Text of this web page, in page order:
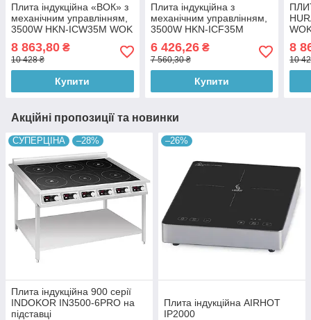
Плита індукційна «ВОК» з
механічним управлінням,
3500W HKN-ICW35M WOK
8 863,80 ₴
10 428 ₴
Купити
Плита індукційна з
механічним управлінням,
3500W HKN-ICF35M
6 426,26₴
7 560,30 ₴
Купити
8
10
Акційні пропозиції та новинки
СУПЕРЦІНА –28%
Плита індукційна 900 серії
INDOKOR IN3500-6PRO на
підставці
–26%
Плита індукційна AIRHOT
IP2000